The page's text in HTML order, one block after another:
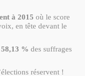
à 2015 où le score
en tête devant le
% des suffrages
réservent !